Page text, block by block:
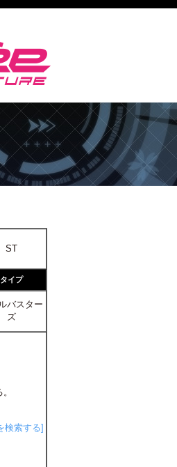
ST
タイプ
バスター
ズ
検索する]